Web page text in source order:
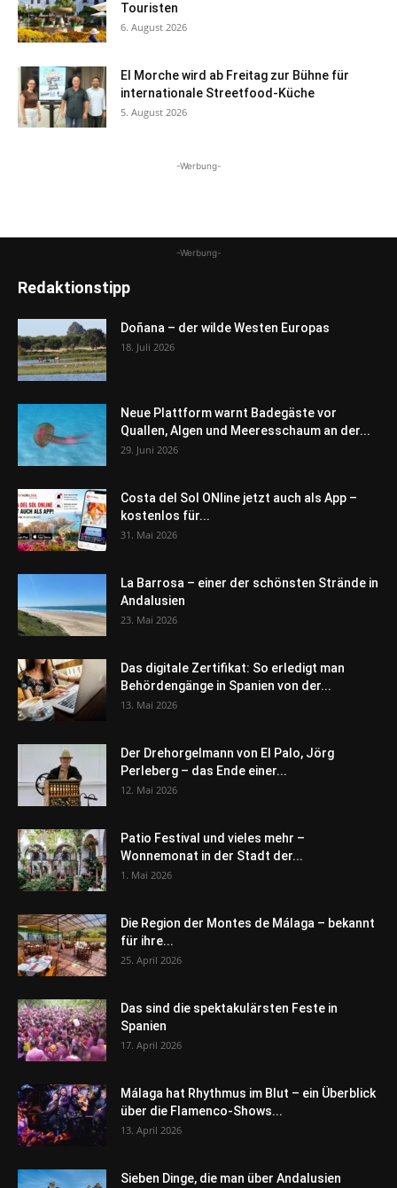
Touristen
6. August 2026
El Morche wird ab Freitag zur Bühne für
internationale Streetfood-Küche
5. August 2026
-Werbung-
-Werbung-
Redaktionstipp
Doñana – der wilde Westen Europas
18. Juli 2026
Neue Plattform warnt Badegäste vor
Quallen, Algen und Meeresschaum an der...
29. Juni 2026
Costa del Sol ONline jetzt auch als App –
kostenlos für...
31. Mai 2026
La Barrosa – einer der schönsten Strände in
Andalusien
23. Mai 2026
Das digitale Zertifikat: So erledigt man
Behördengänge in Spanien von der...
13. Mai 2026
Der Drehorgelmann von El Palo, Jörg
Perleberg – das Ende einer...
12. Mai 2026
Patio Festival und vieles mehr –
Wonnemonat in der Stadt der...
1. Mai 2026
Die Region der Montes de Málaga – bekannt
für ihre...
25. April 2026
Das sind die spektakulärsten Feste in
Spanien
17. April 2026
Málaga hat Rhythmus im Blut – ein Überblick
über die Flamenco-Shows...
13. April 2026
Sieben Dinge, die man über Andalusien